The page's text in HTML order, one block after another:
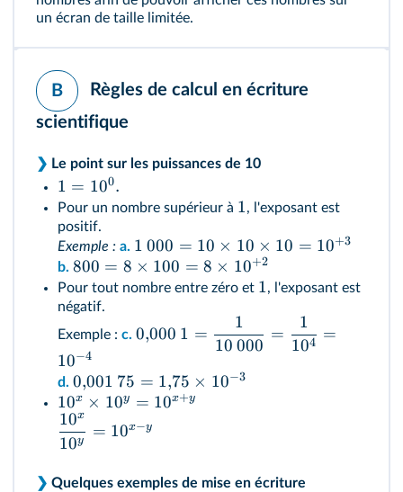
un écran de taille limitée.
B
Règles de calcul en écriture
scientifique
❯ Le point sur les puissances de 10
1 = 100.
Pour un nombre supérieur à 1, l'exposant est
positif.
Exemple : a. 1 000 = 10 × 10 × 10 = 10+3
b. 800 = 8 × 100 = 8 × 10+2
Pour tout nombre entre zéro et 1, l'exposant est
négatif.
Exemple : c. 0,000 1 =
10 000
1
=
104
1
=
10−4
d. 0,001 75 = 1,75 × 10−3
10x × 10y = 10x+y
10y
10x
= 10x−y
❯ Quelques exemples de mise en écriture